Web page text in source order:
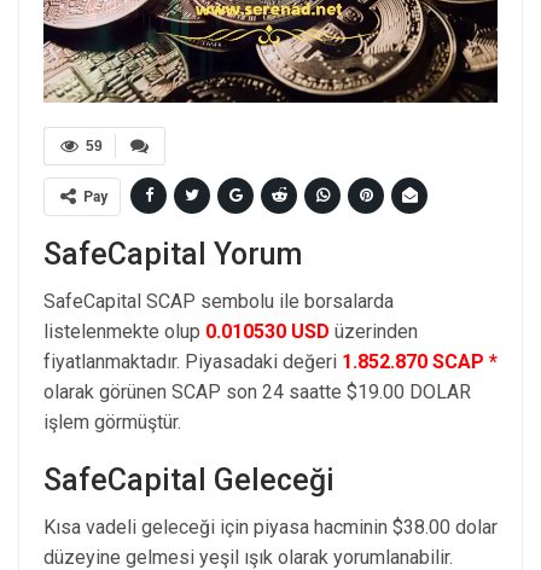
59
Pay
SafeCapital Yorum
SafeCapital SCAP sembolu ile borsalarda
listelenmekte olup 0.010530 USD üzerinden
fiyatlanmaktadır. Piyasadaki değeri 1.852.870 SCAP *
olarak görünen SCAP son 24 saatte $19.00 DOLAR
işlem görmüştür.
SafeCapital Geleceği
Kısa vadeli geleceği için piyasa hacminin $38.00 dolar
düzeyine gelmesi yeşil ışık olarak yorumlanabilir.